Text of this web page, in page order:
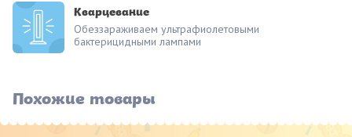
Кварцевание
Обеззараживаем ультрафиолетовыми
бактерицидными лампами
Похожие товары